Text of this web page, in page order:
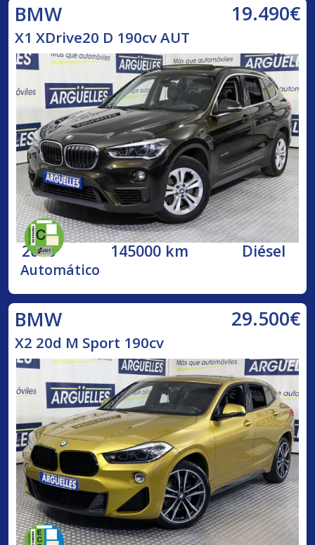
BMW 19.490€
X1 XDrive20 D 190cv AUT
2016 145000 km Diésel
Automático
BMW 29.500€
X2 20d M Sport 190cv